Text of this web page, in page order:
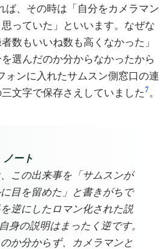
ば、その時は「自分をカメラマン
っていた」といいます。なぜな
数もいいね数も高くなかった」
選んだのか分からなかったから
ォンに入れたサムスン側窓口の連
文字で保存さえしていました7。
ノート
この出来事を「サムスンが
目を留めた」と書きがちで
逆にしたロマン化された説
身の説明はまったく逆です。
か分からず、カメラマンと